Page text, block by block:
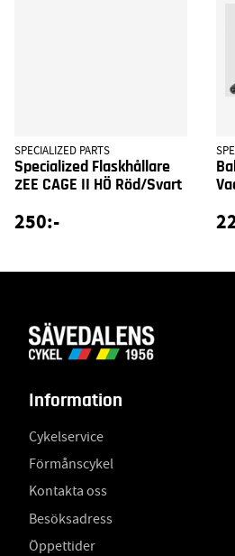
SPECIALIZED PARTS
Specialized Flaskhållare
ZEE CAGE II HÖ Röd/Svart
250:-
Information
Cykelservice
Förmånscykel
Kontakta oss
Besöksadress
Öppettider